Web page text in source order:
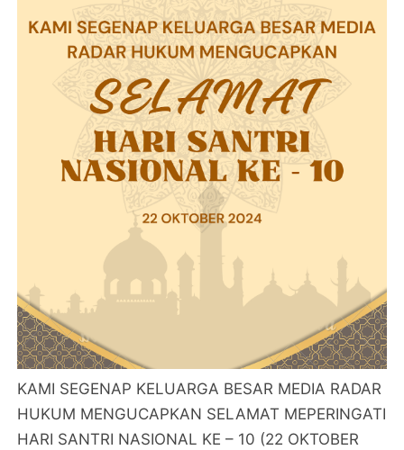
KAMI SEGENAP KELUARGA BESAR MEDIA RADAR
HUKUM MENGUCAPKAN SELAMAT MEPERINGATI
HARI SANTRI NASIONAL KE – 10 (22 OKTOBER